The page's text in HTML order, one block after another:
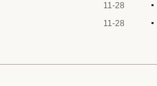
11-28
11-28